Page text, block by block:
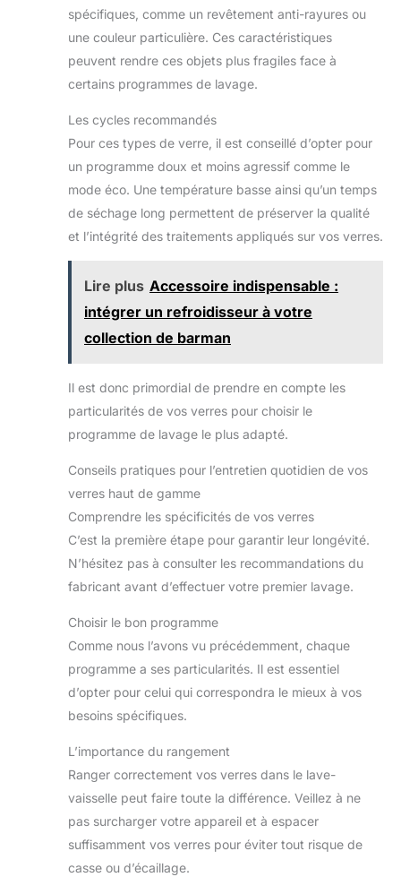
spécifiques, comme un revêtement anti-rayures ou
une couleur particulière. Ces caractéristiques
peuvent rendre ces objets plus fragiles face à
certains programmes de lavage.
Les cycles recommandés
Pour ces types de verre, il est conseillé d’opter pour
un programme doux et moins agressif comme le
mode éco. Une température basse ainsi qu’un temps
de séchage long permettent de préserver la qualité
et l’intégrité des traitements appliqués sur vos verres.
Lire plus Accessoire indispensable :
intégrer un refroidisseur à votre
collection de barman
Il est donc primordial de prendre en compte les
particularités de vos verres pour choisir le
programme de lavage le plus adapté.
Conseils pratiques pour l’entretien quotidien de vos
verres haut de gamme
Comprendre les spécificités de vos verres
C’est la première étape pour garantir leur longévité.
N’hésitez pas à consulter les recommandations du
fabricant avant d’effectuer votre premier lavage.
Choisir le bon programme
Comme nous l’avons vu précédemment, chaque
programme a ses particularités. Il est essentiel
d’opter pour celui qui correspondra le mieux à vos
besoins spécifiques.
L’importance du rangement
Ranger correctement vos verres dans le lave-
vaisselle peut faire toute la différence. Veillez à ne
pas surcharger votre appareil et à espacer
suffisamment vos verres pour éviter tout risque de
casse ou d’écaillage.